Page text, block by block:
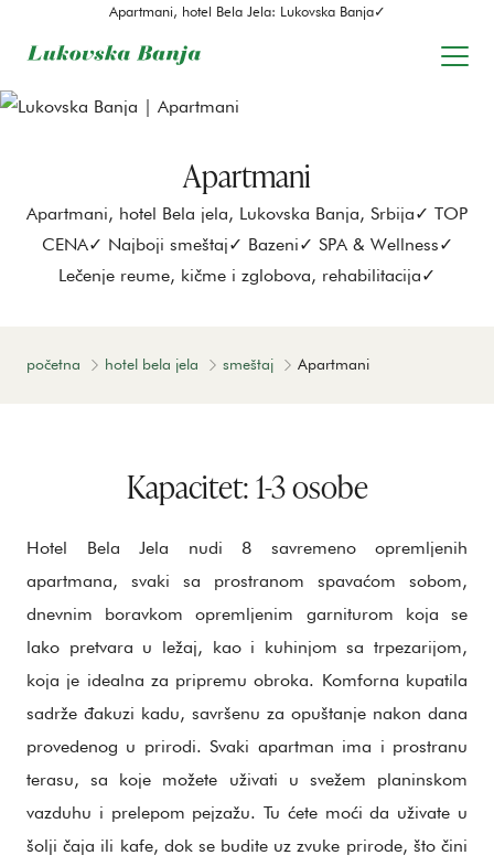
Apartmani, hotel Bela Jela: Lukovska Banja✓
Apartmani
Apartmani, hotel Bela jela, Lukovska Banja, Srbija✓ TOP
CENA✓ Najboji smeštaj✓ Bazeni✓ SPA & Wellness✓
Lečenje reume, kičme i zglobova, rehabilitacija✓
početna hotel bela jela smeštaj Apartmani
Kapacitet: 1-3 osobe
Hotel Bela Jela nudi 8 savremeno opremljenih
apartmana, svaki sa prostranom spavaćom sobom,
dnevnim boravkom opremljenim garniturom koja se
lako pretvara u ležaj, kao i kuhinjom sa trpezarijom,
koja je idealna za pripremu obroka. Komforna kupatila
sadrže đakuzi kadu, savršenu za opuštanje nakon dana
provedenog u prirodi. Svaki apartman ima i prostranu
terasu, sa koje možete uživati u svežem planinskom
vazduhu i prelepom pejzažu. Tu ćete moći da uživate u
šolji čaja ili kafe, dok se budite uz zvuke prirode, što čini